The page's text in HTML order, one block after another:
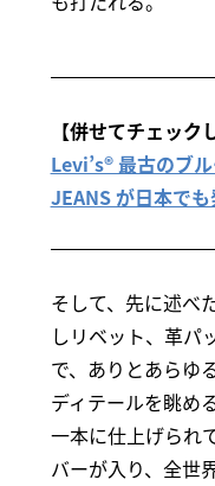
【併せてチェック
Levi’s® 最古のブ
JEANS が日本で
そして、先に述べ
しリベット、革パ
で、ありとあらゆ
ディテールを眺め
一本に仕上げられ
バーが入り、全世